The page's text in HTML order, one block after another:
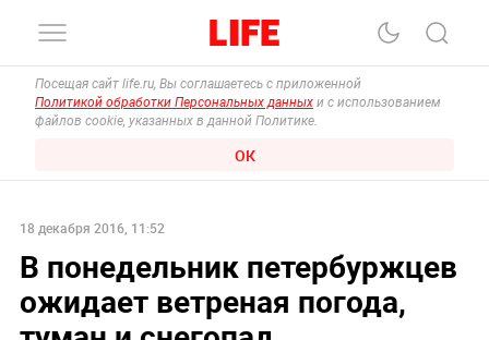
Посещая сайт life.ru, Вы соглашаетесь с приложенной
Политикой обработки Персональных данных и с использованием
файлов cookie, указанных в данной Политике.
ОК
18 декабря 2016, 11:52
В понедельник петербуржцев
ожидает ветреная погода,